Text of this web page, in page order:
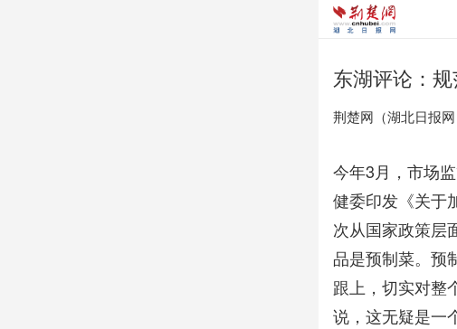
东湖评论：
荆楚网（湖北日报网
今年3月，市场
健委印发《关于
次从国家政策层
品是预制菜。预
跟上，切实对整
说，这无疑是一